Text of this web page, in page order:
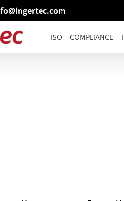
ISO COMPLIANCE